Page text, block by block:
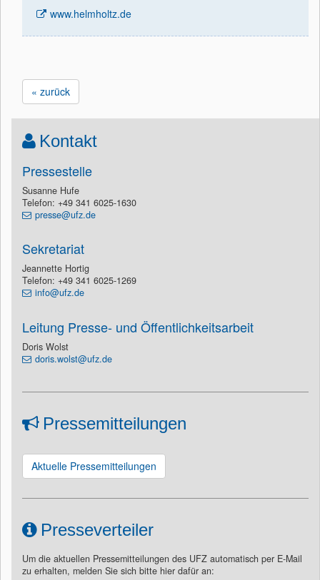
www.helmholtz.de
« zurück
Kontakt
Pressestelle
Susanne Hufe
Telefon: +49 341 6025-1630
presse@ufz.de
Sekretariat
Jeannette Hortig
Telefon: +49 341 6025-1269
info@ufz.de
Leitung Presse- und Öffentlichkeitsarbeit
Doris Wolst
doris.wolst@ufz.de
Pressemitteilungen
Aktuelle Pressemitteilungen
Presseverteiler
Um die aktuellen Pressemitteilungen des UFZ automatisch per E-Mail
zu erhalten, melden Sie sich bitte hier dafür an: